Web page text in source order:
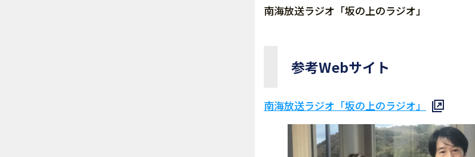
南海放送ラジオ「坂の上のラジオ」
参考Webサイト
南海放送ラジオ「坂の上のラジオ」